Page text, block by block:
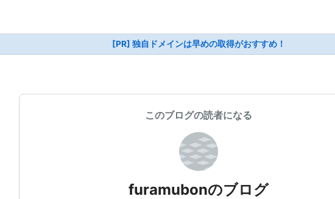
[PR] 独自ドメインは早めの取得がおすすめ！
このブログの読者になる
furamubonのブログ